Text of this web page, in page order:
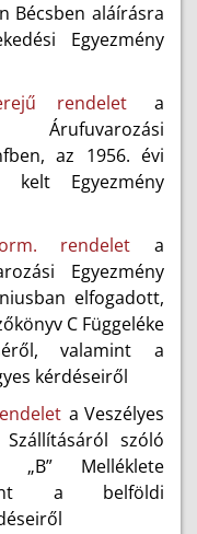
Bécsben aláírásra
Egyezmény
rendelet
a
Árufuvarozási
az 1956. évi
Egyezmény
rendelet a
Egyezmény
elfogadott,
C Függeléke
valamint a
kérdéseiről
a Veszélyes
szóló
„B” Melléklete
a belföldi